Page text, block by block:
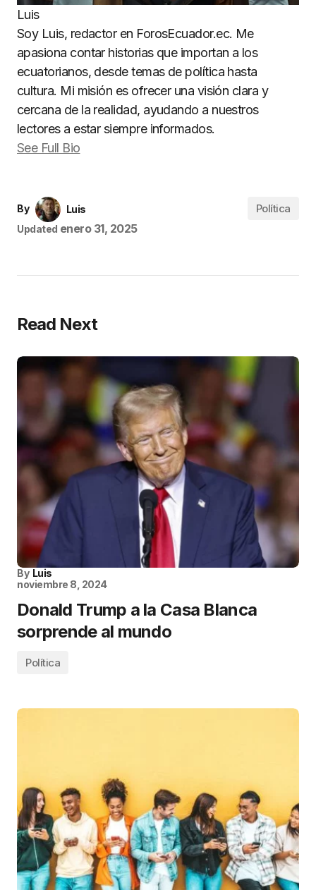
Luis
Soy Luis, redactor en ForosEcuador.ec. Me
apasiona contar historias que importan a los
ecuatorianos, desde temas de política hasta
cultura. Mi misión es ofrecer una visión clara y
cercana de la realidad, ayudando a nuestros
lectores a estar siempre informados.
See Full Bio
By
Luis
Updated enero 31, 2025
Política
Read Next
By Luis
noviembre 8, 2024
Donald Trump a la Casa Blanca
sorprende al mundo
Política